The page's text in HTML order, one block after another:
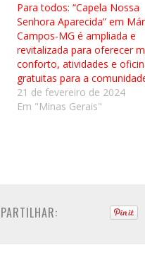
Para todos: “Capela Nossa
Senhora Aparecida” em
Campos-MG é ampliada e
revitalizada para oferecer
conforto, atividades e
gratuitas para a
21 de fevereiro de 2024
Em "Minas Gerais"